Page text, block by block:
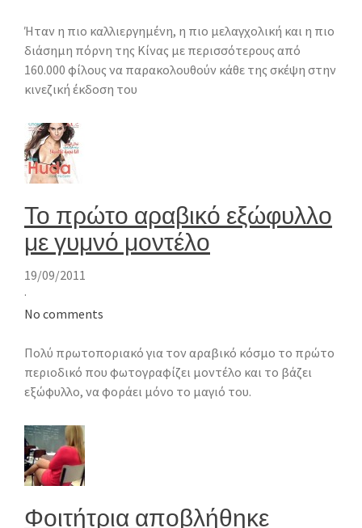
Ήταν η πιο καλλιεργημένη, η πιο μελαγχολική και η πιο
διάσημη πόρνη της Κίνας με περισσότερους από
160.000 φίλους να παρακολουθούν κάθε της σκέψη στην
κινεζική έκδοση του
Το πρώτο αραβικό εξώφυλλο
με γυμνό μοντέλο
19/09/2011
·
No comments
Πολύ πρωτοποριακό για τον αραβικό κόσμο το πρώτο
περιοδικό που φωτογραφίζει μοντέλο και το βάζει
εξώφυλλο, να φοράει μόνο το μαγιό του.
Φοιτήτρια αποβλήθηκε